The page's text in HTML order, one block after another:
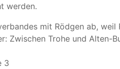
werden.
mit Rödgen ab,
Zwischen Trohe und
3